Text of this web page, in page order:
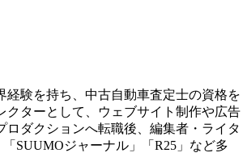
経験を持ち、中古自動車査定士の資格を
クターとして、ウェブサイト制作や広告
ロダクションへ転職後、編集者・ライタ
「SUUMOジャーナル」「R25」など多